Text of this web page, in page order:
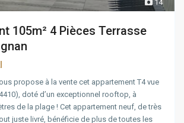
14
105m² 4 Pièces Terrasse
propose à la vente cet appartement T4 vue
doté d’un exceptionnel rooftop, à
de la plage ! Cet appartement neuf, de très
juste livré, bénéficie de plus de toutes les